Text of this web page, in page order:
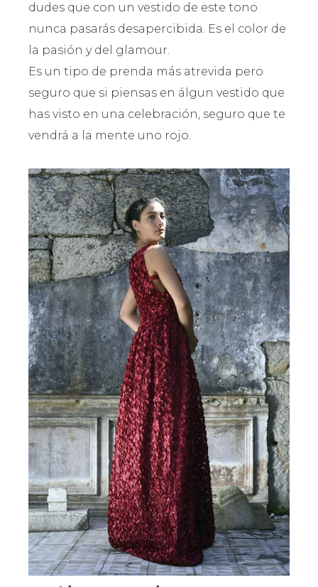
dudes que con un vestido de este tono
nunca pasarás desapercibida. Es el color de
la pasión y del glamour.
Es un tipo de prenda más atrevida pero
seguro que si piensas en álgun vestido que
has visto en una celebración, seguro que te
vendrá a la mente uno rojo.